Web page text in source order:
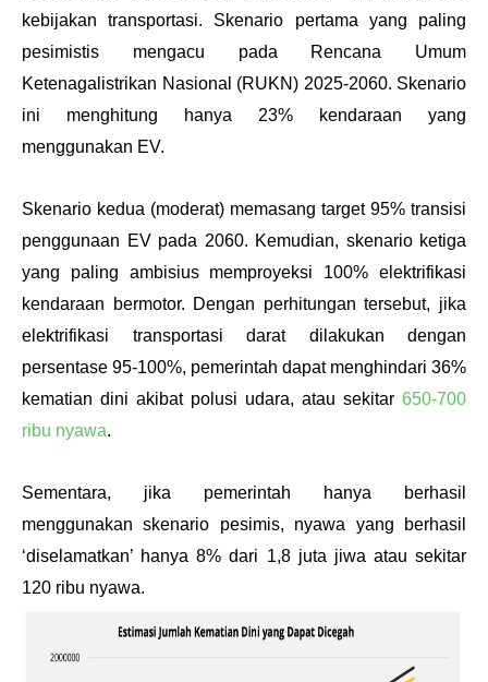
kebijakan transportasi. Skenario pertama yang paling
pesimistis mengacu pada Rencana Umum
Ketenagalistrikan Nasional (RUKN) 2025-2060. Skenario
ini menghitung hanya 23% kendaraan yang
menggunakan EV.
Skenario kedua (moderat) memasang target 95% transisi
penggunaan EV pada 2060. Kemudian, skenario ketiga
yang paling ambisius memproyeksi 100% elektrifikasi
kendaraan bermotor. Dengan perhitungan tersebut, jika
elektrifikasi transportasi darat dilakukan dengan
persentase 95-100%, pemerintah dapat menghindari 36%
kematian dini akibat polusi udara, atau sekitar 650-700
ribu nyawa.
Sementara, jika pemerintah hanya berhasil
menggunakan skenario pesimis, nyawa yang berhasil
‘diselamatkan’ hanya 8% dari 1,8 juta jiwa atau sekitar
120 ribu nyawa.